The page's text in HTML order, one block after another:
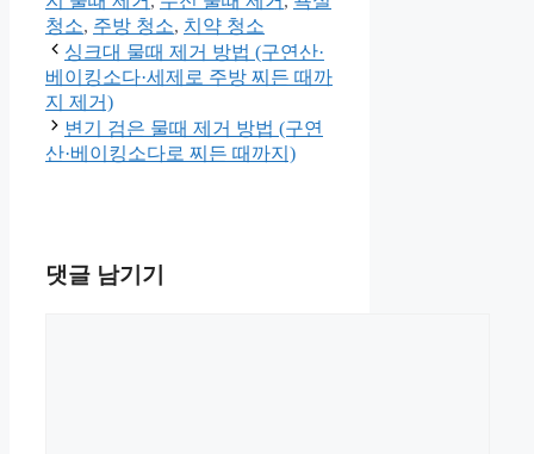
리
청소, 주방 청소, 치약 청소
싱크대 물때 제거 방법 (구연산·
베이킹소다·세제로 주방 찌든 때까
지 제거)
변기 검은 물때 제거 방법 (구연
산·베이킹소다로 찌든 때까지)
댓글 남기기